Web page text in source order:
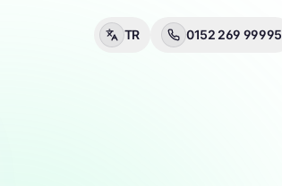
TR 0152 269 99995